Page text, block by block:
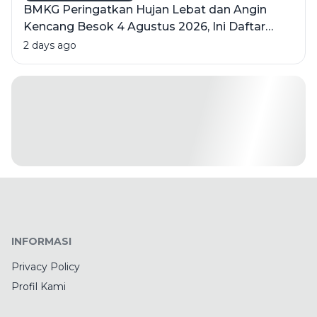
BMKG Peringatkan Hujan Lebat dan Angin
Kencang Besok 4 Agustus 2026, Ini Daftar
Wilayahnya
2 days ago
INFORMASI
Privacy Policy
Profil Kami